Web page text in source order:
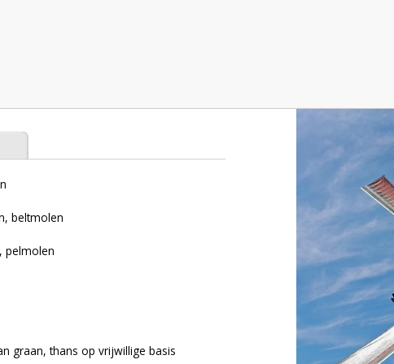
beltmolen
pelmolen
graan, thans op vrijwillige basis